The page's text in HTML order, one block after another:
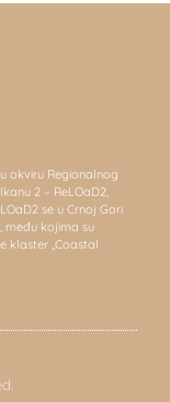
okviru Regionalnog
2 – ReLOaD2,
se u Crnoj Gori
među kojima su
klaster „Coastal